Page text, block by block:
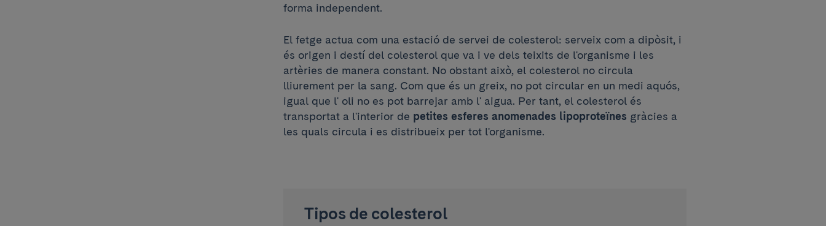
forma independent.
El fetge actua com una estació de servei de colesterol: serveix com a dipòsit, i
és origen i destí del colesterol que va i ve dels teixits de l'organisme i les
artèries de manera constant. No obstant això, el colesterol no circula
lliurement per la sang. Com que és un greix, no pot circular en un medi aquós,
igual que l' oli no es pot barrejar amb l' aigua. Per tant, el colesterol és
transportat a l'interior de petites esferes anomenades lipoproteïnes gràcies a
les quals circula i es distribueix per tot l'organisme.
Tipos de colesterol